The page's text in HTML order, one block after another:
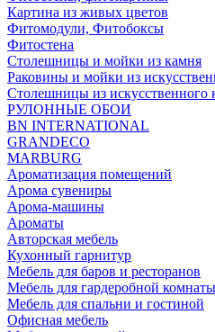
Картина из живых цветов
Фитомодули, Фитобоксы
Фитостена
Столешницы и мойки из камня
Раковины и мойки из
Столешницы из искусственного
РУЛОННЫЕ ОБОИ
BN INTERNATIONAL
GRANDECO
MARBURG
Ароматизация помещений
Арома сувениры
Арома-машины
Ароматы
Авторская мебель
Кухонный гарнитур
Мебель для баров и ресторанов
Мебель для гардеробной комнаты
Мебель для спальни и гостиной
Офисная мебель